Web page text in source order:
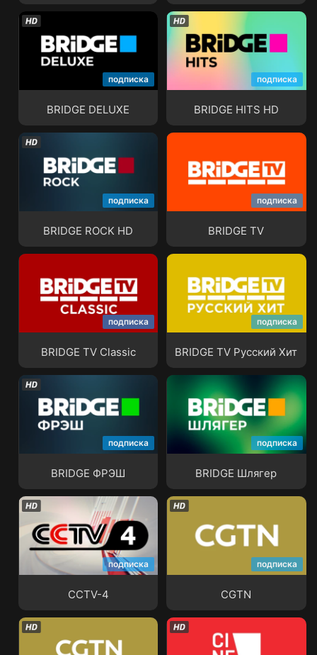
подписка
BRIDGE DELUXE
подписка
BRIDGE HITS HD
подписка
BRIDGE ROCK HD
подписка
BRIDGE TV
подписка
BRIDGE TV Classic
подписка
BRIDGE TV Русский Хит
BRIDGE TV Русский Хит
подписка
BRIDGE ФРЭШ
подписка
BRIDGE Шлягер
BRIDGE Шлягер
подписка
CCTV-4
CCTV-4
подписка
CGTN